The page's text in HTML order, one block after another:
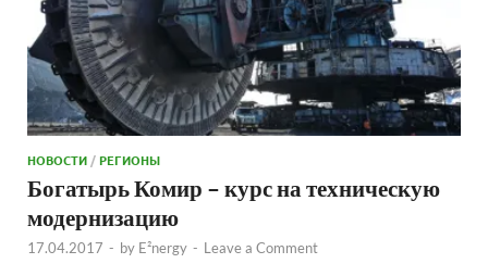
НОВОСТИ /РЕГИОНЫ
Богатырь Комир – курс на техническую
модернизацию
17.04.2017 - by E²nergy - Leave a Comment